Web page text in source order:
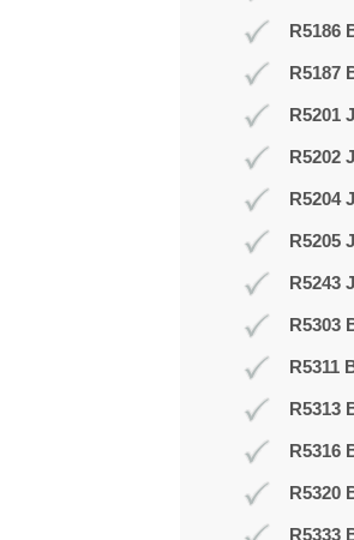
R5186
R5187
R5201
R5202
R5204
R5205
R5243
R5303
R5311
R5313
R5316
R5320
R5333